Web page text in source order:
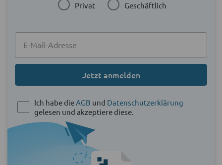
Privat Geschäftlich
Jetzt anmelden
Ich habe die AGB und Datenschutzerklärung
gelesen und akzeptiere diese.